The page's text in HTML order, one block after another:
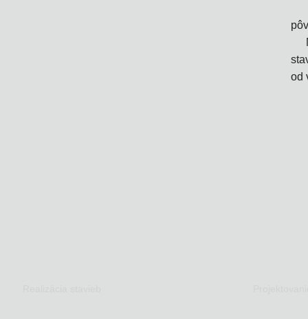
od